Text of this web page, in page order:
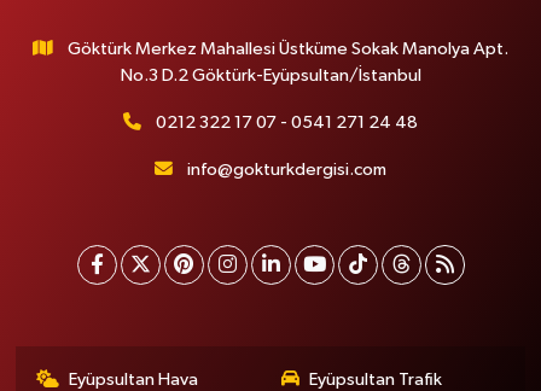
Göktürk Merkez Mahallesi Üstküme Sokak Manolya Apt.
No.3 D.2 Göktürk-Eyüpsultan/İstanbul
0212 322 17 07 - 0541 271 24 48
info@gokturkdergisi.com
Eyüpsultan Hava
Eyüpsultan Trafik